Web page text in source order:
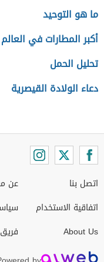
ما هو التوحيد
أكبر المطارات في العالم
تحليل الحمل
دعاء الولادة القيصرية
اتصل بنا
اتفاقية الاستخدام
About Us
عن